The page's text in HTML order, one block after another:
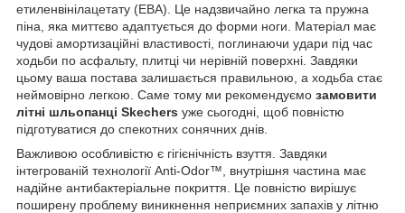
етиленвінілацетату (ЕВА). Це надзвичайно легка та пружна
піна, яка миттєво адаптується до форми ноги. Матеріал має
чудові амортизаційні властивості, поглинаючи удари під час
ходьби по асфальту, плитці чи нерівній поверхні. Завдяки
цьому ваша постава залишається правильною, а ходьба стає
неймовірно легкою. Саме тому ми рекомендуємо замовити
літні шльопанці Skechers уже сьогодні, щоб повністю
підготуватися до спекотних сонячних днів.
Важливою особливістю є гігієнічність взуття. Завдяки
інтегрованій технології Anti-Odor™, внутрішня частина має
надійне антибактеріальне покриття. Це повністю вирішує
поширену проблему виникнення неприємних запахів у літню